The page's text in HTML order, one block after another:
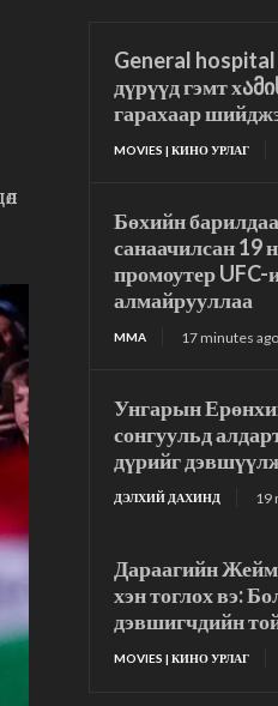
General hospital
дүрүүд гэмт
гарахаар
MOVIES | КИНО УРЛАГ
Бөхийн
санаачилсан 19
промоутер UFC-
алмайрууллаа
MMA 17 minutes ago
Унгарын
сонгуульд
дүрийг
ДЭЛХИЙ ДАХИНД 19
Дараагийн
хэн тоглох вэ:
дэвшигчдийн
MOVIES | КИНО УРЛАГ